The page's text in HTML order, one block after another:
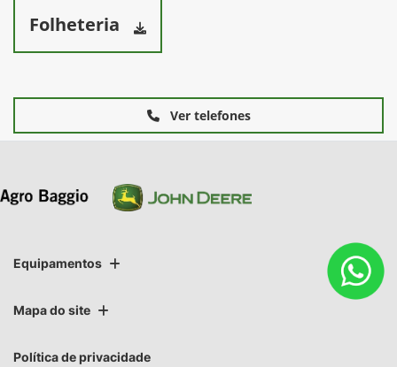
Folheteria
Ver telefones
Equipamentos
Mapa do site
Política de privacidade